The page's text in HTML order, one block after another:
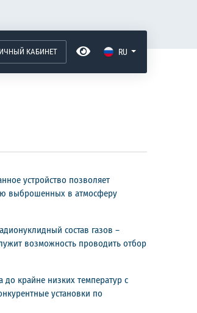
КАБИНЕТ RU
устройство позволяет
выброшенных в атмосферу
состав газов –
возможность проводить отбор
крайне низких температур с
установки по